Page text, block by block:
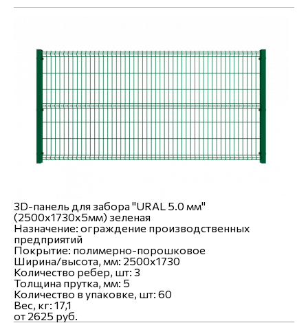
3D-панель для забора "URAL 5.0 мм"
(2500х1730х5мм) зеленая
Назначение: ограждение производственных
предприятий
Покрытие: полимерно-порошковое
Ширина/высота, мм: 2500x1730
Количество ребер, шт: 3
Толщина прутка, мм: 5
Количество в упаковке, шт: 60
Вес, кг: 17,1
от 2625 руб.